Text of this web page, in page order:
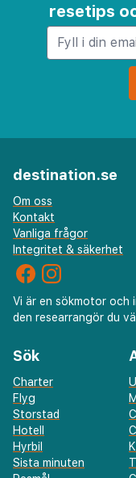
resetips
destination.se
Om oss
Kontakt
Vanliga frågor
Integritet & säkerhet
Vi är en sökmotor och
den researrangör du
Sök
Charter
Flyg
Storstad
Hotell
Hyrbil
Sista minuten